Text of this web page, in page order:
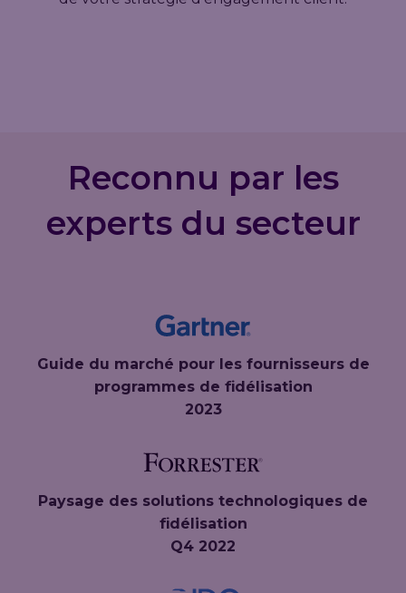
Reconnu par les
experts du secteur
Guide du marché pour les fournisseurs de
programmes de fidélisation
2023
Paysage des solutions technologiques de
fidélisation
Q4 2022